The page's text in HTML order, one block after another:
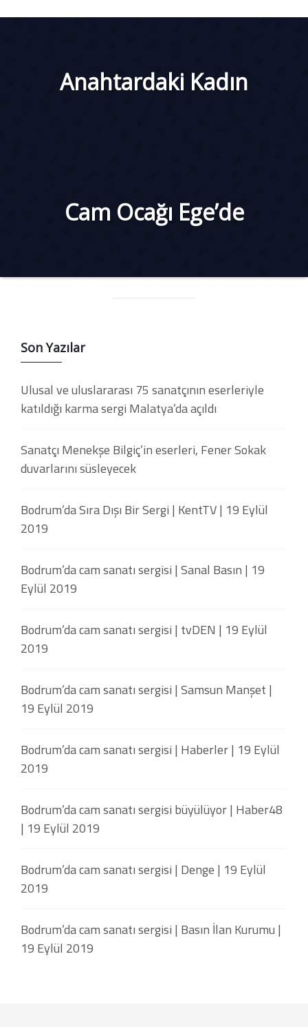
Anahtardaki Kadın
Cam Ocağı Ege’de
Son Yazılar
Ulusal ve uluslararası 75 sanatçının eserleriyle
katıldığı karma sergi Malatya’da açıldı
Sanatçı Menekşe Bilgiç’in eserleri, Fener Sokak
duvarlarını süsleyecek
Bodrum’da Sıra Dışı Bir Sergi | KentTV | 19 Eylül
2019
Bodrum’da cam sanatı sergisi | Sanal Basın | 19
Eylül 2019
Bodrum’da cam sanatı sergisi | tvDEN | 19 Eylül
2019
Bodrum’da cam sanatı sergisi | Samsun Manşet |
19 Eylül 2019
Bodrum’da cam sanatı sergisi | Haberler | 19 Eylül
2019
Bodrum’da cam sanatı sergisi büyülüyor | Haber48
| 19 Eylül 2019
Bodrum’da cam sanatı sergisi | Denge | 19 Eylül
2019
Bodrum’da cam sanatı sergisi | Basın İlan Kurumu |
19 Eylül 2019